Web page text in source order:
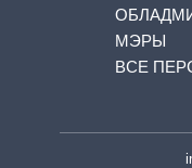
МЭРЫ
ВСЕ